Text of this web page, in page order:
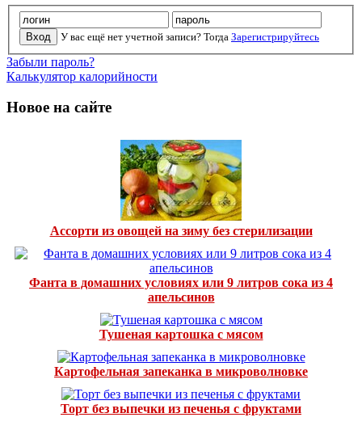
У вас ещё нет учетной записи? Тогда Зарегистрируйтесь
Забыли пароль?
Калькулятор калорийности
Новое на сайте
Ассорти из овощей на зиму без стерилизации
Фанта в домашних условиях или 9 литров сока из 4
апельсинов
Тушеная картошка с мясом
Картофельная запеканка в микроволновке
Торт без выпечки из печенья с фруктами